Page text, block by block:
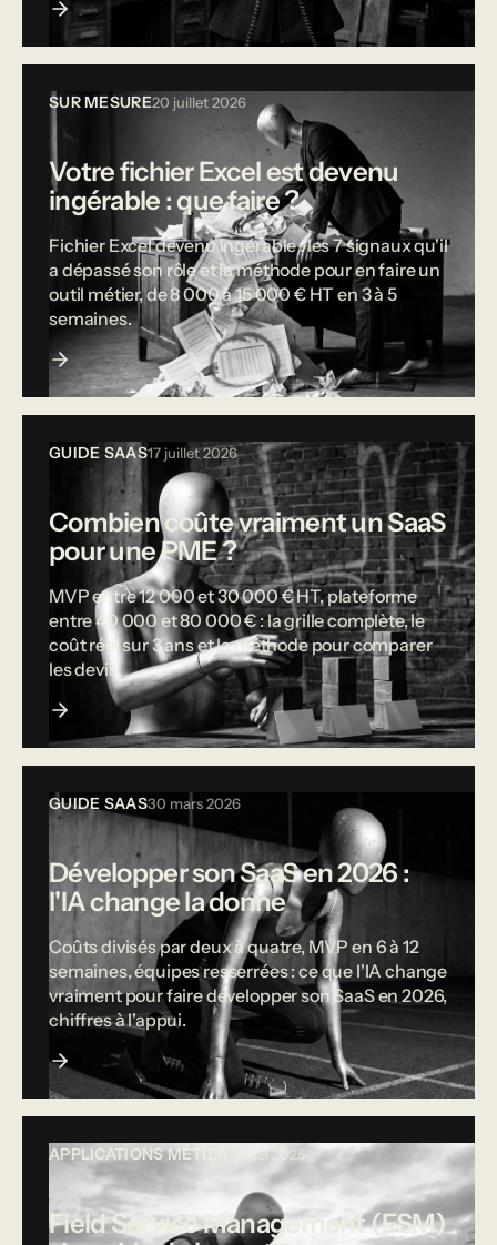
SUR MESURE20 juillet 2026
Votre fichier Excel est devenu
ingérable : que faire ?
Fichier Excel devenu ingérable : les 7 signaux qu'il
a dépassé son rôle et la méthode pour en faire un
outil métier, de 8 000 à 15 000 € HT en 3 à 5
semaines.
GUIDE SAAS17 juillet 2026
Combien coûte vraiment un SaaS
pour une PME ?
MVP entre 12 000 et 30 000 € HT, plateforme
entre 40 000 et 80 000 € : la grille complète, le
coût réel sur 3 ans et la méthode pour comparer
les devis.
GUIDE SAAS30 mars 2026
Développer son SaaS en 2026 :
l'IA change la donne
Coûts divisés par deux à quatre, MVP en 6 à 12
semaines, équipes resserrées : ce que l'IA change
vraiment pour faire développer son SaaS en 2026,
chiffres à l'appui.
APPLICATIONS MÉTIER 12 mai 2025
Field Service Management (FSM)